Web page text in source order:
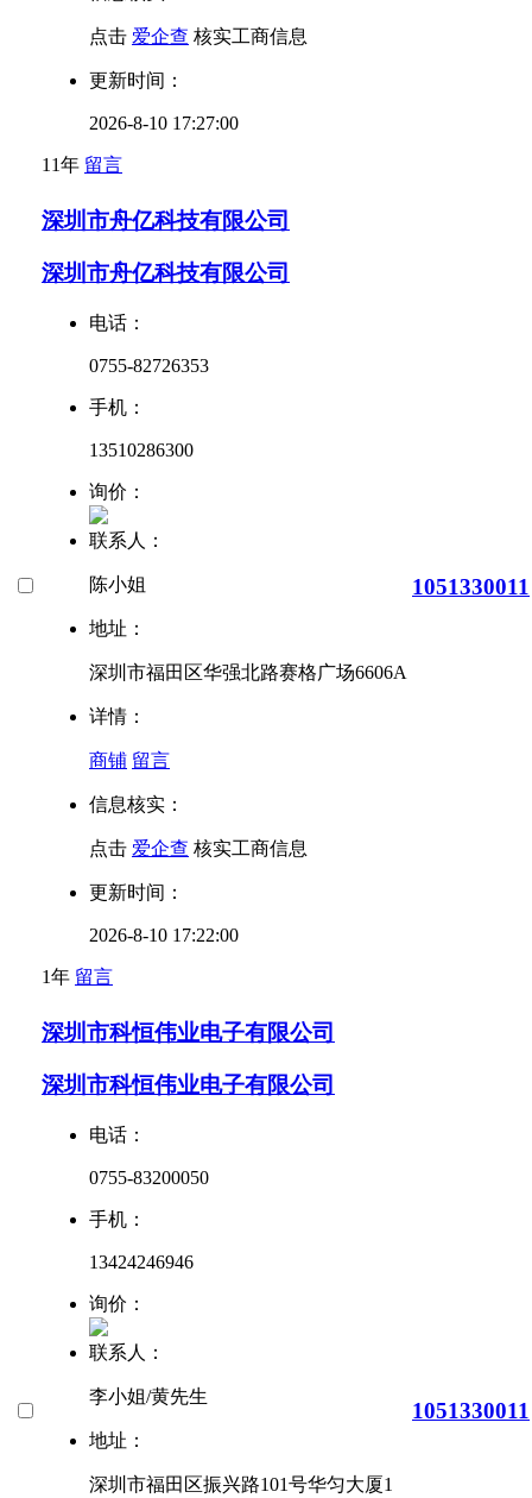
点击 爱企查 核实工商信息
更新时间：
2026-8-10 17:27:00
11年 留言
深圳市舟亿科技有限公司
深圳市舟亿科技有限公司
电话：
0755-82726353
手机：
13510286300
询价：
联系人：
陈小姐
地址：
深圳市福田区华强北路赛格广场6606A
详情：
商铺 留言
信息核实：
点击 爱企查 核实工商信息
更新时间：
2026-8-10 17:22:00
1年 留言
1051330011
深圳市科恒伟业电子有限公司
深圳市科恒伟业电子有限公司
电话：
0755-83200050
手机：
13424246946
询价：
联系人：
李小姐/黄先生
地址：
深圳市福田区振兴路101号华匀大厦1
1051330011